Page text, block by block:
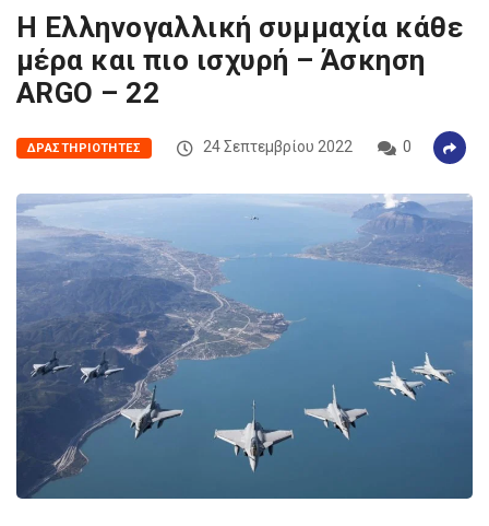
Η Ελληνογαλλική συμμαχία κάθε
μέρα και πιο ισχυρή – Άσκηση
ARGO – 22
ΔΡΑΣΤΗΡΙΌΤΗΤΕΣ 24 Σεπτεμβρίου 2022 0